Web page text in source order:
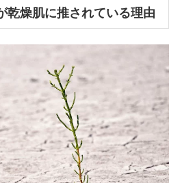
乾燥肌に推されている理由